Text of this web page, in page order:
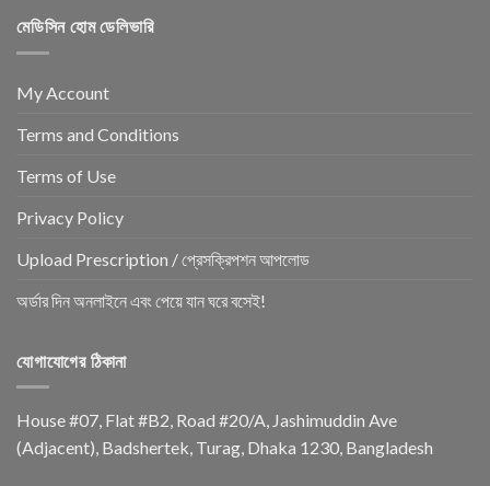
মেডিসিন হোম ডেলিভারি
My Account
Terms and Conditions
Terms of Use
Privacy Policy
Upload Prescription / প্রেসক্রিপশন আপলোড
অর্ডার দিন অনলাইনে এবং পেয়ে যান ঘরে বসেই!
যোগাযোগের ঠিকানা
House #07, Flat #B2, Road #20/A, Jashimuddin Ave
(Adjacent), Badshertek, Turag, Dhaka 1230, Bangladesh